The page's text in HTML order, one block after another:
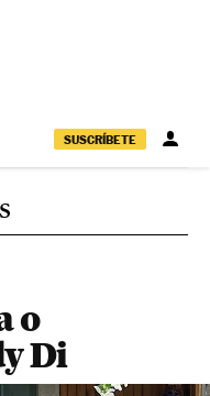
SUSCRÍBETE
o
Di